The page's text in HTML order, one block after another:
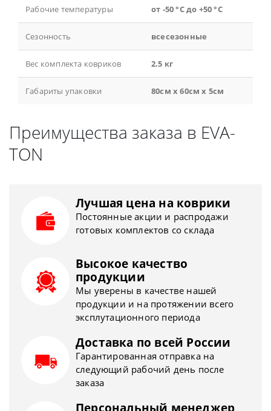
Рабочие температуры от -50 °С до +50 °С
Сезонность всесезонные
Вес комплекта ковриков 2.5 кг
Габариты упаковки 80см x 60см x 5см
Преимущества заказа в EVA-
TON
Лучшая цена на коврики
Постоянные акции и распродажи
готовых комплектов со склада
Высокое качество
продукции
Мы уверены в качестве нашей
продукции и на протяжении всего
эксплутационного периода
Доставка по всей России
Гарантированная отправка на
следующий рабочий день после
заказа
Персональный менеджер